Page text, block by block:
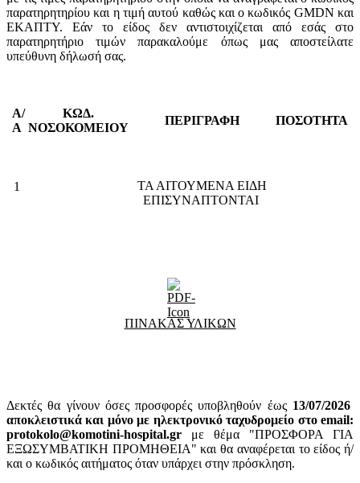
παρατηρητηρίου και η τιμή αυτού καθώς και ο κωδικός GMDN και
ΕΚΑΠΤΥ. Εάν το είδος δεν αντιστοιχίζεται από εσάς στο
παρατηρητήριο τιμών παρακαλούμε όπως μας αποστείλατε
υπεύθυνη δήλωσή σας.
Α/
Α
ΚΩΔ.
ΝΟΣΟΚΟΜΕΙΟΥ
ΠΕΡΙΓΡΑΦΗ ΠΟΣΟΤΗΤΑ
1
ΤΑ ΑΙΤΟΥΜΕΝΑ ΕΙΔΗ
ΕΠΙΣΥΝΑΠΤΟΝΤΑΙ
ΠΙΝΑΚΑΣ ΥΛΙΚΩΝ
Δεκτές θα γίνουν όσες προσφορές υποβληθούν έως 13/07/2026
αποκλειστικά και μόνο με ηλεκτρονικό ταχυδρομείο στο email:
protokolo@komotini-hospital.gr με θέμα "ΠΡΟΣΦΟΡΑ ΓΙΑ
ΕΞΩΣΥΜΒΑΤΙΚΗ ΠΡΟΜΗΘΕΙΑ" και θα αναφέρεται το είδος ή/
και ο κωδικός αιτήματος όταν υπάρχει στην πρόσκληση.